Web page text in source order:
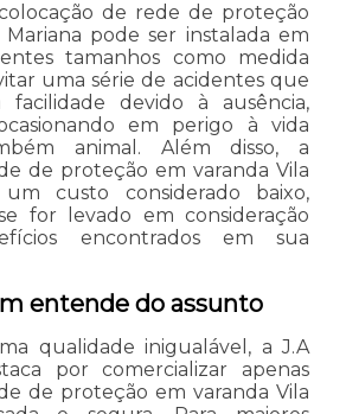
de rede de proteção
pode ser instalada em
tamanhos como medida
uma série de acidentes que
facilidade devido à ausência,
em perigo à vida
animal. Além disso, a
de proteção em varanda Vila
um custo considerado baixo,
for levado em consideração
encontrados em sua
entende do assunto
qualidade inigualável, a J.A
por comercializar apenas
de proteção em varanda Vila